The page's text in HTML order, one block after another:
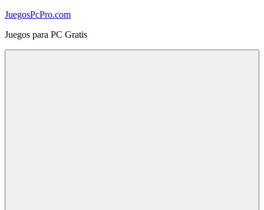
Skip
content
JuegosPcPro.com
Juegos para PC Gratis